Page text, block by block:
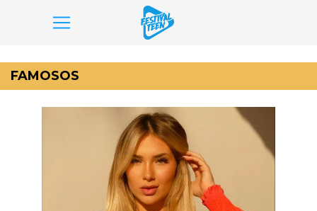
para
o
conteúdo
FAMOSOS